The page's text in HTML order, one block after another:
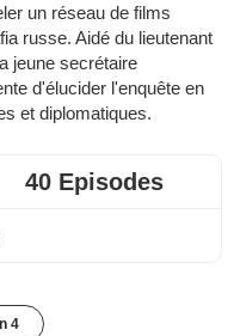
un réseau de films
russe. Aidé du lieutenant
jeune secrétaire
d'élucider l'enquête en
et diplomatiques.
40 Episodes
4